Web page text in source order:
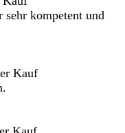
kompetent und
Kauf